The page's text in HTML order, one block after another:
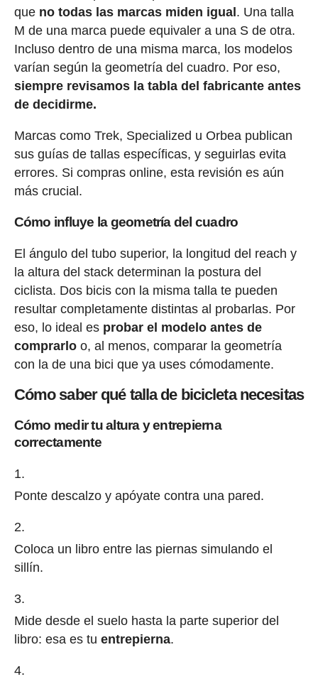
que no todas las marcas miden igual. Una talla
M de una marca puede equivaler a una S de otra.
Incluso dentro de una misma marca, los modelos
varían según la geometría del cuadro. Por eso,
siempre revisamos la tabla del fabricante antes
de decidirme.
Marcas como Trek, Specialized u Orbea publican
sus guías de tallas específicas, y seguirlas evita
errores. Si compras online, esta revisión es aún
más crucial.
Cómo influye la geometría del cuadro
El ángulo del tubo superior, la longitud del reach y
la altura del stack determinan la postura del
ciclista. Dos bicis con la misma talla te pueden
resultar completamente distintas al probarlas. Por
eso, lo ideal es probar el modelo antes de
comprarloo, al menos, comparar la geometría
con la de una bici que ya uses cómodamente.
Cómo saber qué talla de bicicleta necesitas
Cómo medir tu altura y entrepierna
correctamente
Ponte descalzo y apóyate contra una pared.
Coloca un libro entre las piernas simulando el
sillín.
Mide desde el suelo hasta la parte superior del
libro: esa es tu entrepierna.